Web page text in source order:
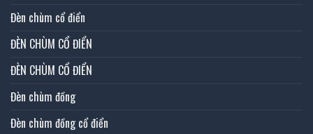
Đèn chùm cổ điển
ĐÈN CHÙM CỔ ĐIỂN
ĐÈN CHÙM CỔ ĐIỂN
Đèn chùm đồng
Đèn chùm đồng cổ điển